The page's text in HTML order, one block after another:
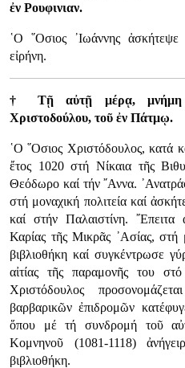
ἐν Ρουφινιαν.
῾Ο ῞Οσιος ᾿Ιωάννης
εἰρήνη.
† Τῇ αὐτῇ μέρᾳ, μνήμη
Χριστοδούλου, τοῦ ἐν Πάτμῳ.
῾Ο ῞Οσιος Χριστόδουλος, κατά
ἔτος 1020 στή Νίκαια τῆς
Θεόδωρο καί τήν ῎Αννα.
στή μοναχική πολιτεία καί
καί στήν Παλαιστίνη.
Καρίας τῆς Μικρᾶς ᾿Ασίας,
βιβλιοθήκη καί συγκέντρωσε
αἰτίας τῆς παραμονῆς του
Χριστόδουλος
βαρβαρικῶν ἐπιδρομῶν
ὅπου μέ τή συνδρομή τοῦ
Κομνηνοῦ (1081-1118)
βιβλιοθήκη.